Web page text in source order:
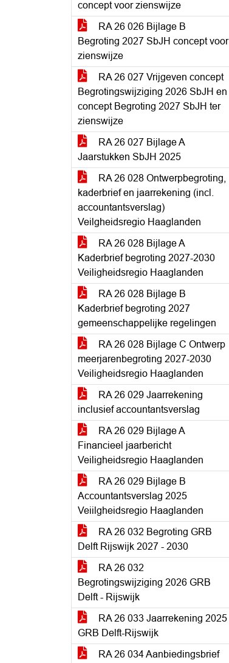
concept voor zienswijze
RA 26 026 Bijlage B
Begroting 2027 SbJH concept voor
zienswijze
RA 26 027 Vrijgeven concept
Begrotingswijziging 2026 SbJH en
concept Begroting 2027 SbJH ter
zienswijze
RA 26 027 Bijlage A
Jaarstukken SbJH 2025
RA 26 028 Ontwerpbegroting,
kaderbrief en jaarrekening (incl.
accountantsverslag)
Veilgheidsregio Haaglanden
RA 26 028 Bijlage A
Kaderbrief begroting 2027-2030
Veiligheidsregio Haaglanden
RA 26 028 Bijlage B
Kaderbrief begroting 2027
gemeenschappelijke regelingen
RA 26 028 Bijlage C Ontwerp
meerjarenbegroting 2027-2030
Veiligheidsregio Haaglanden
RA 26 029 Jaarrekening
inclusief accountantsverslag
RA 26 029 Bijlage A
Financieel jaarbericht
Veiligheidsregio Haaglanden
RA 26 029 Bijlage B
Accountantsverslag 2025
Veiilgheidsregio Haaglanden
RA 26 032 Begroting GRB
Delft Rijswijk 2027 - 2030
RA 26 032
Begrotingswijziging 2026 GRB
Delft - Rijswijk
RA 26 033 Jaarrekening 2025
GRB Delft-Rijswijk
RA 26 034 Aanbiedingsbrief